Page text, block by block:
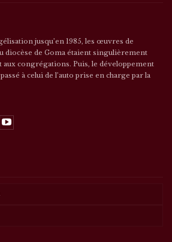
jusqu’en 1985, les œuvres de
diocèse de Goma étaient singulièrement
aux congrégations. Puis, le développement
à celui de l’auto prise en charge par la